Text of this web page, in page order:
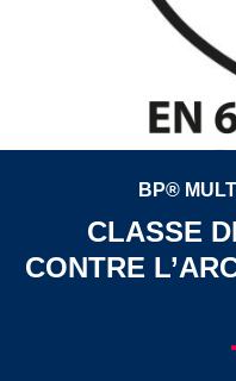
BP®
CLASSE
CONTRE